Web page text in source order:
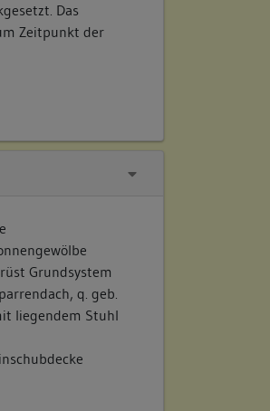
Das
Zeitpunkt der
Grundsystem
q. geb.
liegendem Stuhl